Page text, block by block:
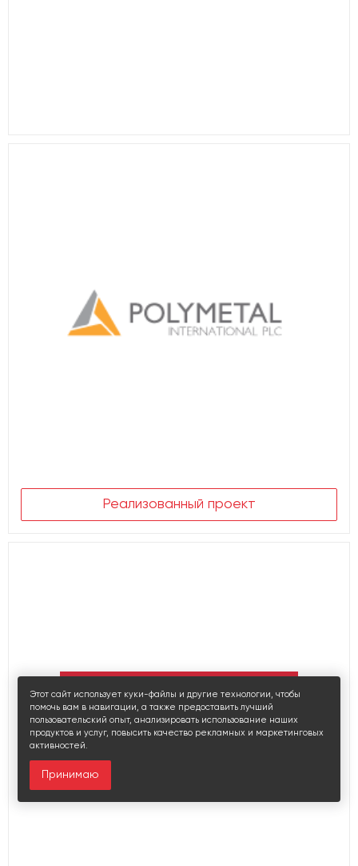
Реализованный проект
Этот сайт использует куки-файлы и другие технологии, чтобы
помочь вам в навигации, а также предоставить лучший
пользовательский опыт, анализировать использование наших
продуктов и услуг, повысить качество рекламных и маркетинговых
активностей.
Принимаю